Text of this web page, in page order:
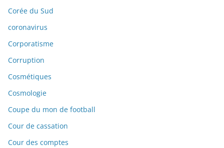
Corée du Sud
coronavirus
Corporatisme
Corruption
Cosmétiques
Cosmologie
Coupe du mon de football
Cour de cassation
Cour des comptes